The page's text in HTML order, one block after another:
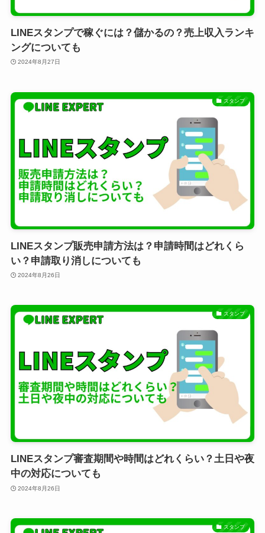
LINEスタンプで稼ぐには？儲かるの？売上収入ランキ
ングについても
2024年8月27日
スタンプ
LINEスタンプ販売申請方法は？申請時間はどれくら
い？申請取り消しについても
2024年8月26日
スタンプ
LINEスタンプ審査期間や時間はどれくらい？土日や夜
中の対応についても
2024年8月26日
スタンプ